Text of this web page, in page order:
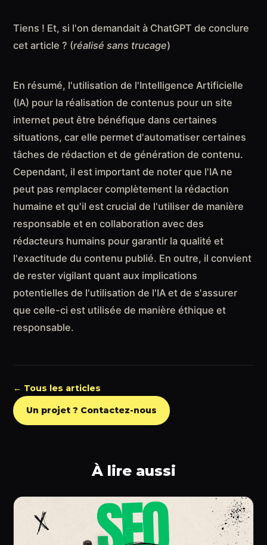
Tiens ! Et, si l'on demandait à ChatGPT de conclure
cet article ? (réalisé sans trucage)
En résumé, l'utilisation de l'Intelligence Artificielle
(IA) pour la réalisation de contenus pour un site
internet peut être bénéfique dans certaines
situations, car elle permet d'automatiser certaines
tâches de rédaction et de génération de contenu.
Cependant, il est important de noter que l'IA ne
peut pas remplacer complètement la rédaction
humaine et qu'il est crucial de l'utiliser de manière
responsable et en collaboration avec des
rédacteurs humains pour garantir la qualité et
l'exactitude du contenu publié. En outre, il convient
de rester vigilant quant aux implications
potentielles de l'utilisation de l'IA et de s'assurer
que celle-ci est utilisée de manière éthique et
responsable.
← Tous les articles
Un projet ? Contactez-nous
À lire aussi